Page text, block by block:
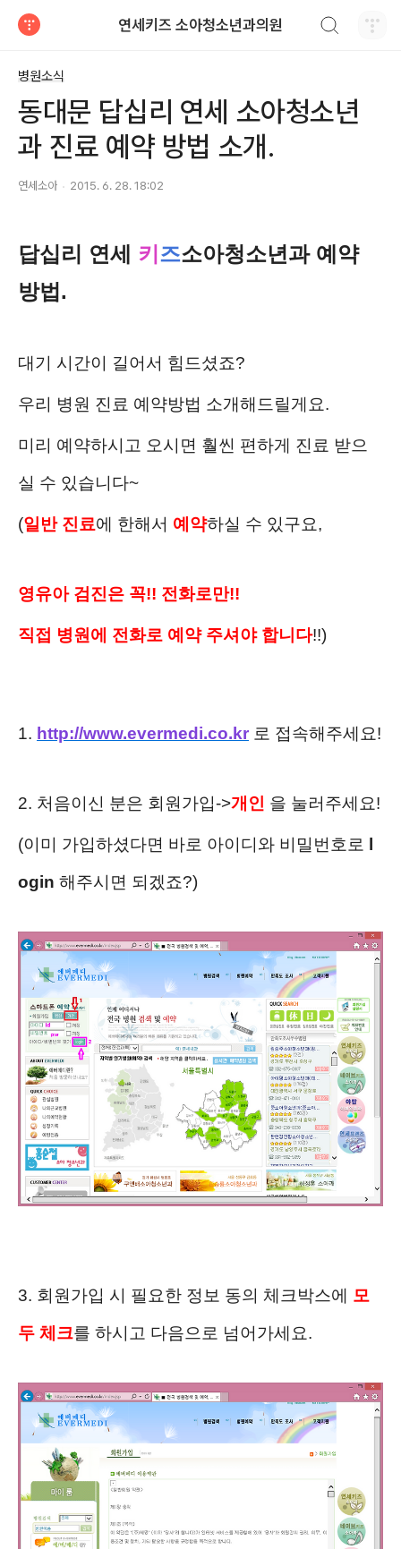
연세키즈 소아청소년과의원
병원소식
동대문 답십리 연세 소아청소년
과 진료 예약 방법 소개.
연세소아 2015. 6. 28. 18:02
답십리 연세 키 즈소아청소년과 예약
방법.
대기 시간이 길어서 힘드셨죠?
우리 병원 진료 예약방법 소개해드릴게요.
미리 예약하시고 오시면 훨씬 편하게 진료 받으
실 수 있습니다~
(일반 진료에 한해서 예약하실 수 있구요,
영유아 검진은 꼭!! 전화로만!!
직접 병원에 전화로 예약 주셔야 합니다!!)
1. http://www.evermedi.co.kr 로 접속해주세요!
2. 처음이신 분은 회원가입->개인 을 눌러주세요!
(이미 가입하셨다면 바로 아이디와 비밀번호로
ogin 해주시면 되겠죠?)
3. 회원가입 시 필요한 정보 동의 체크박스에 모
두 체크를 하시고 다음으로 넘어가세요.